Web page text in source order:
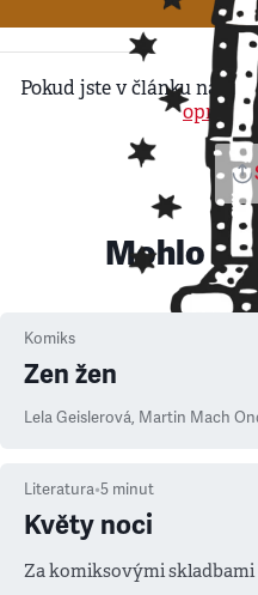
Pokud jste v článku našli
Mohlo by
Komiks
Zen žen
Lela Geislerová, Martin Mach
Literatura•5 minut
Květy noci
Za komiksovými skladbami